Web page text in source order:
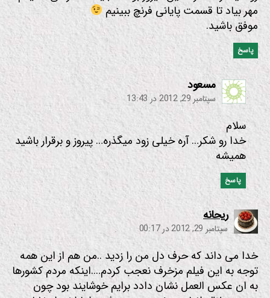
مهر بیاد تا قسمت پایانی فرنچ ببینیم
موفق باشید.
پاسخ
مسعود:
سپتامبر 29, 2012 در 13:43
سلام
خدا رو شکر… آره خیلی زود میگذره… پیروز و برقرار باشید
همیشه
پاسخ
ریحانه
:
سپتامبر 29, 2012 در 00:17
خدا می داند که حرف دل من را زدید ..من هم از این همه
توجه به این فیلم مزخرف نعجب کردم….اینکه مردم کشورها
به ان عکس العمل نشان دادد برایم خوشایند بود چون